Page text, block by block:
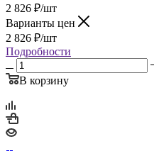
2 826 ₽/шт
Варианты цен
2 826 ₽/шт
Подробности
В корзину